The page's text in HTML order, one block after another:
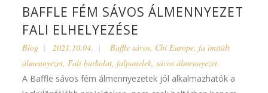
BAFFLE FÉM SÁVOS ÁLMENNYEZET
FALI ELHELYEZÉSE
Blog 2021.10.04. Baffle sávos, Cbi Europe,fa imitált
álmennyezet,Fali burkolat,falpanelek,sávos álmennyezet
A Baffle sávos fém álmennyezetek jól alkalmazhatók a